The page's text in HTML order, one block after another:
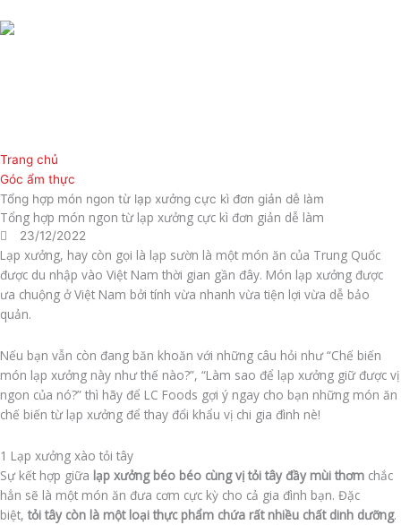
tới
Trang chủ
Góc ẩm thực
Tổng hợp món ngon từ lạp xưởng cực kì đơn giản dễ làm
Tổng hợp món ngon từ lạp xưởng cực kì đơn giản dễ làm
23/12/2022
Lạp xưởng, hay còn gọi là lạp sườn là một món ăn của Trung Quốc
được du nhập vào Việt Nam thời gian gần đây. Món lạp xưởng được
ưa chuộng ở Việt Nam bởi tính vừa nhanh vừa tiện lợi vừa dễ bảo
quản.
Nếu bạn vẫn còn đang băn khoăn với những câu hỏi như “Chế biến
món lạp xưởng này như thế nào?”, “Làm sao để lạp xưởng giữ được vị
ngon của nó?” thì hãy để LC Foods gợi ý ngay cho bạn những món ăn
chế biến từ lạp xưởng để thay đổi khẩu vị chi gia đình nè!
1 Lạp xưởng xào tỏi tây
Sự kết hợp giữa lạp xưởng béo béo cùng vị tỏi tây đầy mùi thơm chắc
hẳn sẽ là một món ăn đưa cơm cực kỳ cho cả gia đình bạn. Đặc
biệt, tỏi tây còn là một loại thực phẩm chứa rất nhiều chất dinh dưỡng.